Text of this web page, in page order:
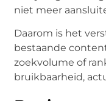
niet meer
Daarom is het
bestaande
zoekvolume of
bruikbaarheid,